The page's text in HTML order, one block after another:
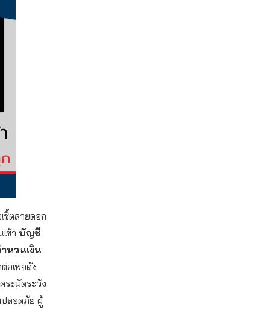
ชิ้ตลายดอก
ข้า บัญชี
นวนเงิน
อเพจดัง
ระมัดระวัง
ปลอดภัย ผู้